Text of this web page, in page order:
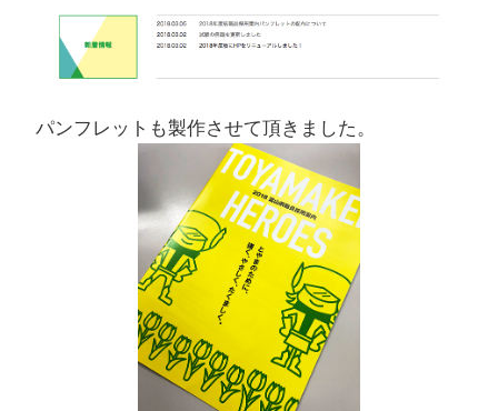
パンフレットも製作させて頂きました。